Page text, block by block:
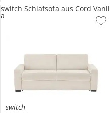
switch
switch Schlafsofa aus Cord Vanil
a